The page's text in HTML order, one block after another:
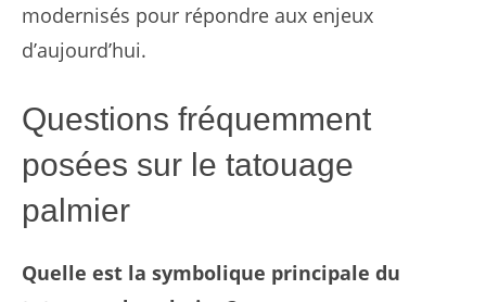
modernisés pour répondre aux enjeux
d’aujourd’hui.
Questions fréquemment
posées sur le tatouage
palmier
Quelle est la symbolique principale du